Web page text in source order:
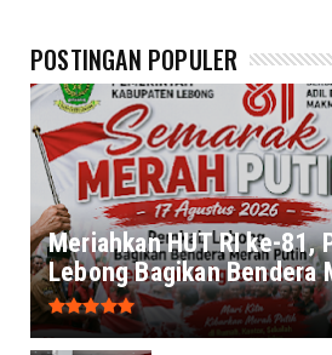
POSTINGAN POPULER
Meriahkan HUT RI ke-81,
Lebong Bagikan Bendera